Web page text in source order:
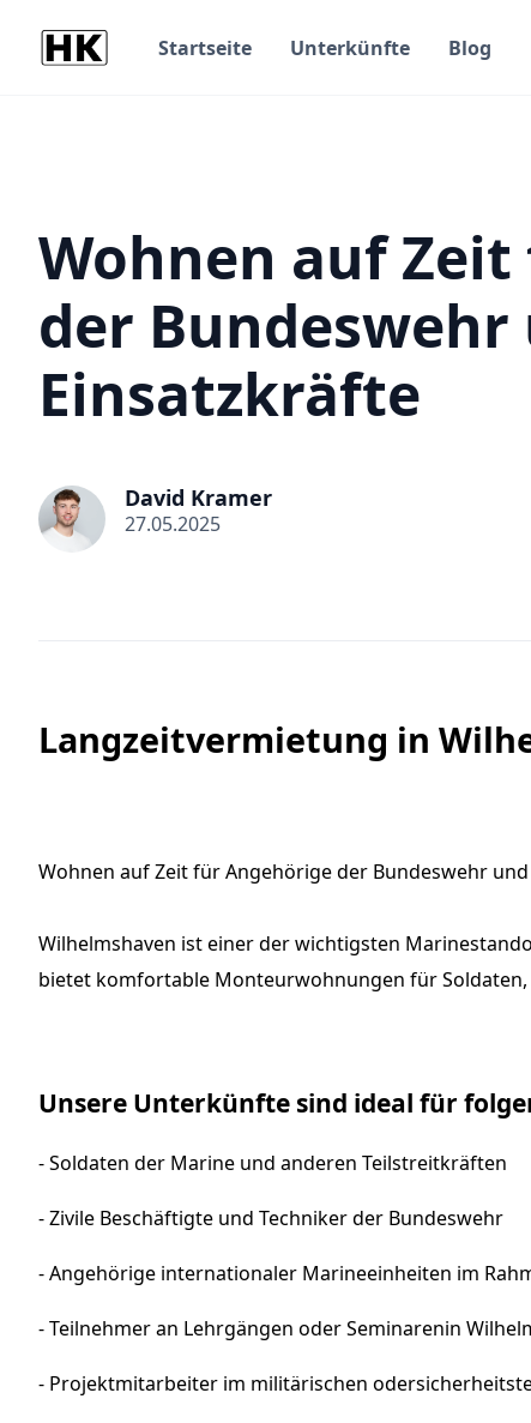
Startseite Unterkünfte Blog
Wohnen auf
der
Einsatzkräfte
David Kramer
27.05.2025
Langzeitvermietung in
Wohnen auf Zeit für Angehörige der Bundeswehr
Wilhelmshaven ist einer der wichtigsten
bietet komfortable Monteurwohnungen für
Unsere Unterkünfte sind ideal für
- Soldaten der Marine und anderen Teilstreitkräften
- Zivile Beschäftigte und Techniker der Bundeswehr
- Angehörige internationaler Marineeinheiten im
- Teilnehmer an Lehrgängen oder Seminarenin
- Projektmitarbeiter im militärischen